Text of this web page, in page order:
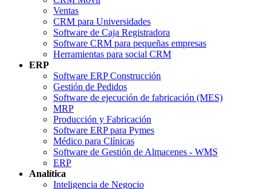
Ventas
CRM para Universidades
Software de Caja Registradora
Software CRM para pequeñas empresas
Herramientas para social CRM
ERP
Software ERP Construcción
Gestión de Pedidos
Software de ejecución de fabricación (MES)
MRP
Producción y Fabricación
Software ERP para Pymes
Médico para Clínicas
Software de Gestión de Almacenes - WMS
ERP
Analítica
Inteligencia de Negocio